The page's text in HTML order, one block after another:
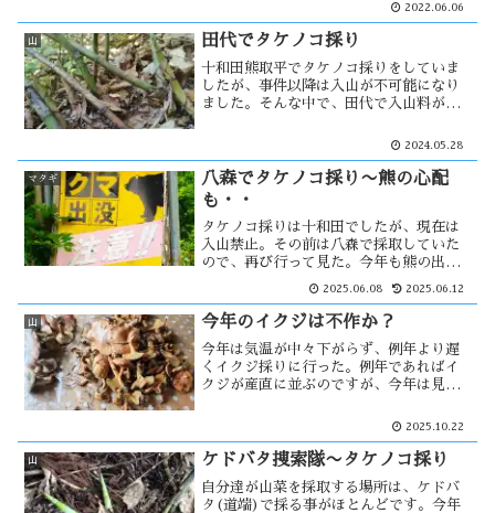
雨も上がり、タケノコもそれなりに見え
る。今回はある程度の収穫量を確保出来
る！ と思った時・・・
2022.06.06
山 田代でタケノコ採り
十和田熊取平でタケノコ採りをしていま
したが、事件以降は入山が不可能になり
ました。そんな中で、田代で入山料が徴
ケノコの宝庫である事を知っていたので
襲われ・・・
2024.05.28
マタギ
八森でタケノコ採り〜熊の心配
も・・
タケノコ採りは十和田でしたが、現在は
入山禁止。その前は八森で採取していた
ので、再び行って見た。今年も熊の出没
する。20年以上のブランクで山は大きく
変り、果たしてタケノコはあるのか・・
2025.06.08 2025.06.12
山 今年のイクジは不作か？
今年は気温が中々下がらず、例年より遅
くイクジ採りに行った。例年であればイ
クジが産直に並ぶのですが、今年は見え
つもの場所へイクジ採りに向かう。しか
が・・・
2025.10.22
山 ケドバタ捜索隊〜タケノコ採り
自分達が山菜を採取する場所は、ケドバ
タ(道端)で採る事がほとんどです。今年